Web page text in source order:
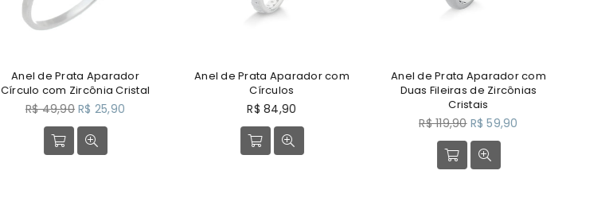
Anel de Prata Aparador
Círculo com Zircônia Cristal
Preço
R$ 49,90 R$ 25,90
Anel de Prata Aparador com
Círculos
Preço
R$ 84,90
Anel de Prata Aparador com
Duas Fileiras de Zircônias
Cristais
Preço
R$ 119,90 R$ 59,90